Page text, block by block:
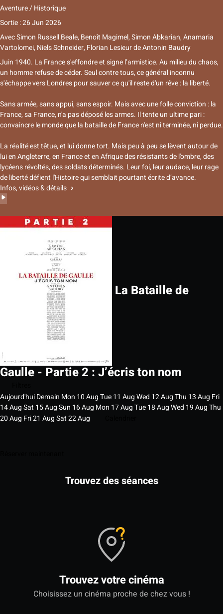
Aventure / Historique
Sortie : 26 Jun 2026
AvecSimon Russell Beale, Benoît Magimel,Simon Abkarian,Anamaria
Vartolomei, Niels Schneider, Florian LesieurdeAntonin Baudry
Juin 1940. La France s'effondre et signe l’armistice. Au milieu du chaos,
un homme refuse de céder. Seul contre tous, ce général inconnu
s'échappe vers Londres pour sauver ce qu'il reste d'un rêve : la liberté.
Sans armée, sans appui, sans espoir. Mais avec une folle conviction : la
France, sa France, n'a pas déposé les armes. Il tente un ultime pari :
convaincre le monde que la bataille de France n'est ni terminée, ni perdue.
La réalité est têtue, et lui donne tort. Mais peu à peu se lèvent autour de
lui en Angleterre, en France et en Afrique des résistants de l'ombre, des
lycéens révoltés, des soldats déterminés. Leur foi, leur audace, leur rage
de liberté défient l'Histoire qui semblait pourtant écrite d’avance.
Infos, vidéos & détails
La Bataille de
Gaulle - Partie 2 : J’écris ton nom
Aujourd'huiDemain Mon 10AugTue11 AugWed 12AugThu 13Aug Fri
14AugSat 15AugSun 16Aug Mon 17AugTue18AugWed 19AugThu
20Aug Fri21 AugSat22Aug
Trouvez des séances
Trouvez votre cinéma
Choisissez un cinéma proche de chez vous !